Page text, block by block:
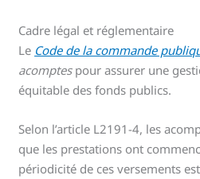
Cadre légal et réglementaire
Le Code de la commande
acomptespour assurer une
équitable des fonds publics.
Selon l’article L2191-4, les
que les prestations ont
périodicité de ces versements